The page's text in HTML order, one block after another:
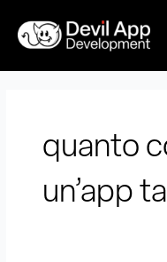
contenuto
quanto
un’app